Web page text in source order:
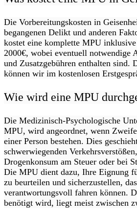
Die Vorbereitungskosten in
begangenen Delikt und anderen
kostet eine komplette MPU
2000€, wobei eventuell notwendige
und Zusatzgebühren enthalten sind.
können wir im kostenlosen
Wie wird eine MPU
Die Medizinisch-Psychologische
MPU, wird angeordnet, wenn
einer Person bestehen. Dies
schwerwiegenden
Drogenkonsum am Steuer oder bei
Die MPU dient dazu, Ihre Eignung
zu beurteilen und sicherzustellen,
verantwortungsvoll fahren können.
benötigt wird, liegt meist zwischen